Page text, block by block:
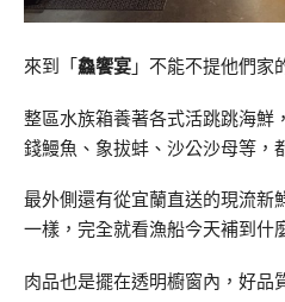
來到「鱻饗宴 」不能不提他們家
整區水族箱養著各式活跳跳海鮮
錢鰻魚、象拔蚌、沙公沙母等，
最外側還有從宜蘭直送的現流新
一樣，完全就看漁船今天補到什
肉品也是擺在透明櫥窗內，好品